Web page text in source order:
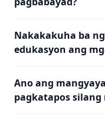
Nakakakuha ba
edukasyon ang
Ano ang
pagkatapos